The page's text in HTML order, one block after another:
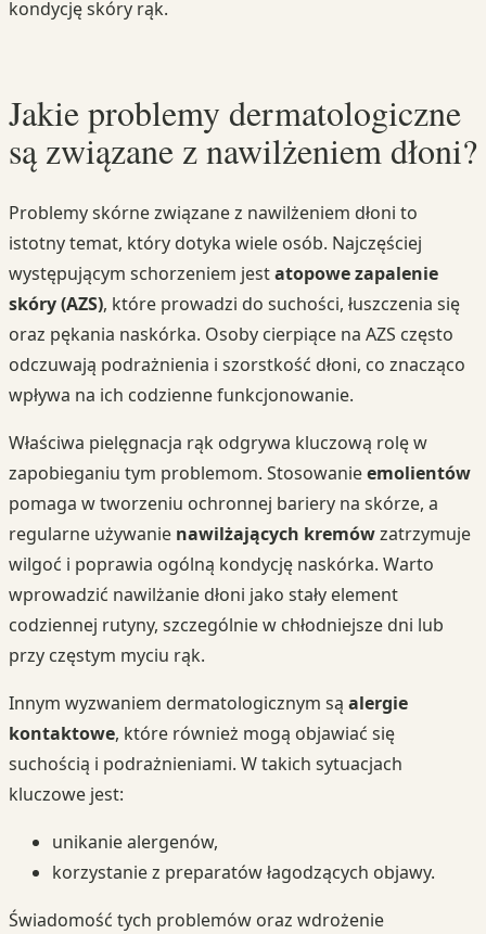
kondycję skóry rąk.
Jakie problemy dermatologiczne
są związane z nawilżeniem dłoni?
Problemy skórne związane z nawilżeniem dłoni to
istotny temat, który dotyka wiele osób. Najczęściej
występującym schorzeniem jestatopowe zapalenie
skóry (AZS), które prowadzi do suchości, łuszczenia się
oraz pękania naskórka. Osoby cierpiące na AZS często
odczuwają podrażnienia i szorstkość dłoni, co znacząco
wpływa na ich codzienne funkcjonowanie.
Właściwa pielęgnacja rąk odgrywa kluczową rolę w
zapobieganiu tym problemom. Stosowanieemolientów
pomaga w tworzeniu ochronnej bariery na skórze, a
regularne używanie nawilżających kremówzatrzymuje
wilgoć i poprawia ogólną kondycję naskórka. Warto
wprowadzić nawilżanie dłoni jako stały element
codziennej rutyny, szczególnie w chłodniejsze dni lub
przy częstym myciu rąk.
Innym wyzwaniem dermatologicznym są alergie
kontaktowe, które również mogą objawiać się
suchością i podrażnieniami. W takich sytuacjach
kluczowe jest:
unikanie alergenów,
korzystanie z preparatów łagodzących objawy.
Świadomość tych problemów oraz wdrożenie